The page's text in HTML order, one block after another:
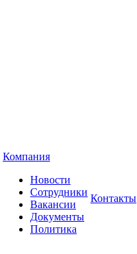
Компания
Новости
Сотрудники
Вакансии
Документы
Политика
Контакты